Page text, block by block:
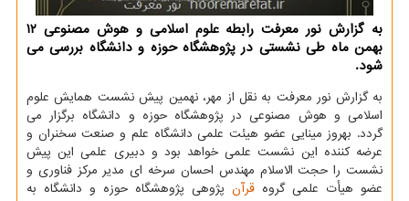
به گزارش نور معرفت رابطه علوم اسلامی و هوش مصنوعی ۱۲
بهمن ماه طی نشستی در پژوهشگاه حوزه و دانشگاه بررسی می
شود.
به گزارش نور معرفت به نقل از مهر، نهمین پیش نشست همایش علوم
اسلامی و هوش مصنوعی در پژوهشگاه حوزه و دانشگاه برگزار می
گردد. بهروز مینایی عضو هیئت علمی دانشگاه علم و صنعت سخنران و
عرضه كننده این نشست علمی خواهد بود و دبیری علمی این پیش
نشست را حجت الاسلام مهندس احسان سرخه ای مدیر مركز فناوری و
عضو هیأت علمی گروه قرآن پژوهی پژوهشگاه حوزه و دانشگاه به